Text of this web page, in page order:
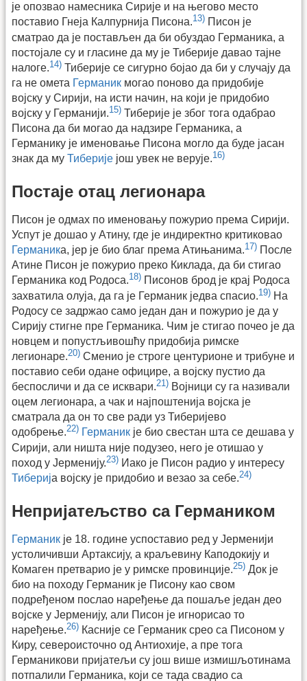
је опозвао намесника Сирије и на његово место
поставио Гнеја Калпурнија Писона.13) Писон је
сматрао да је постављен да би обуздао Германика, а
постојале су и гласине да му је Тиберије давао тајне
налоге.14) Тиберије се сигурно бојао да би у случају да
га не омета Германик могао поново да придобије
војску у Сирији, на исти начин, на који је придобио
војску у Германији.15) Тиберије је због тога одабрао
Писона да би могао да надзире Германика, а
Германику је именовање Писона могло да буде јасан
знак да му Тиберије још увек не верује.16)
Постаје отац легионара
Писон је одмах по именовању пожурио према Сирији.
Успут је дошао у Атину, где је индиректно критиковао
Германика, јер је био благ према Атињанима.17) После
Атине Писон је пожурио преко Киклада, да би стигао
Германика код Родоса.18) Писонов брод је крај Родоса
захватила олуја, да га је Германик једва спасио.19) На
Родосу се задржао само један дан и пожурио је да у
Сирију стигне пре Германика. Чим је стигао почео је да
новцем и попустљивошћу придобија римске
легионаре.20) Сменио је строге центурионе и трибуне и
поставио себи одане официре, а војску пустио да
беспосличи и да се исквари.21) Војници су га називали
оцем легионара, а чак и најпоштенија војска је
сматрала да он то све ради уз Тиберијево
одобрење.22) Германик је био свестан шта се дешава у
Сирији, али ништа није подузео, него је отишао у
поход у Јерменију.23) Иако је Писон радио у интересу
Тиберија војску је придобио и везао за себе.24)
Непријатељство са Германиком
Германик је 18. године успоставио ред у Јерменији
устоличивши Артаксију, а краљевину Каподокију и
Комаген претварио је у римске провинције.25) Док је
био на походу Германик је Писону као свом
подређеном послао наређење да пошаље један део
војске у Јерменију, али Писон је игнорисао то
наређење.26) Касније се Германик срео са Писоном у
Киру, североисточно од Антиохије, а пре тога
Германикови пријатељи су још више измишљотинама
потпалили Германика, који се тада свадио са